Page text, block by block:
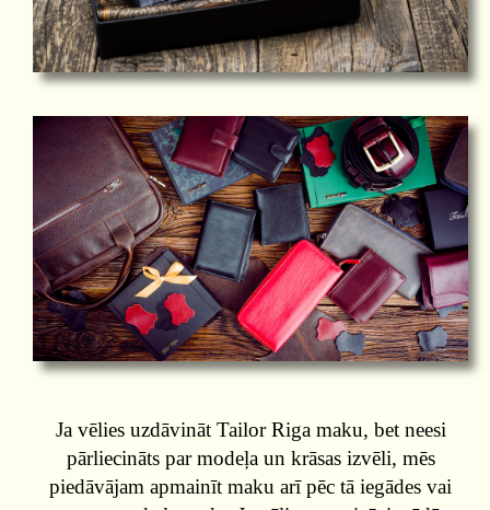
Ja vēlies uzdāvināt Tailor Riga maku, bet neesi
pārliecināts par modeļa un krāsas izvēli, mēs
piedāvājam apmainīt maku arī pēc tā iegādes vai